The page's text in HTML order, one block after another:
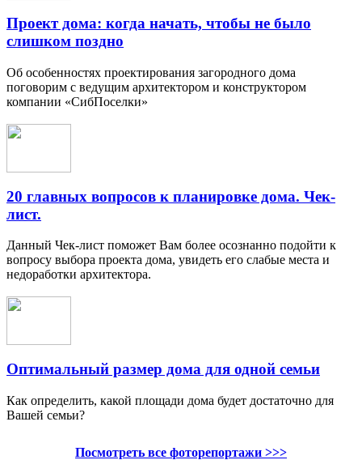
Проект дома: когда начать, чтобы не было
слишком поздно
Об особенностях проектирования загородного дома
поговорим с ведущим архитектором и конструктором
компании «СибПоселки»
20 главных вопросов к планировке дома. Чек-
лист.
Данный Чек-лист поможет Вам более осознанно подойти к
вопросу выбора проекта дома, увидеть его слабые места и
недоработки архитектора.
Оптимальный размер дома для одной семьи
Как определить, какой площади дома будет достаточно для
Вашей семьи?
Посмотреть все фоторепортажи >>>